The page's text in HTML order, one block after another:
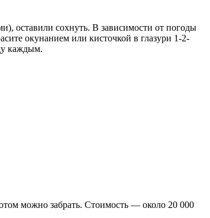
оставили сохнуть. В зависимости от погоды
окунанием или кисточкой в глазури 1-2-
каждым.
можно забрать. Стоимость — около 20 000